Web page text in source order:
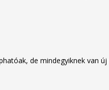
de mindegyiknek van új